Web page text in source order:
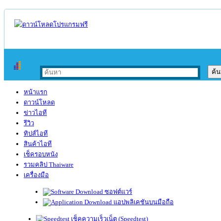
หน้าแรก
ดาวน์โหลด
ข่าวไอที
รีวิว
ทิปส์ไอที
สินค้าไอที
เช็ครอบหนัง
รวมคลิป Thaiware
เครื่องมือ
ซอฟต์แวร์
แอปพลิเคชันบนมือถือ
เช็คความเร็วเน็ต (Speedtest)